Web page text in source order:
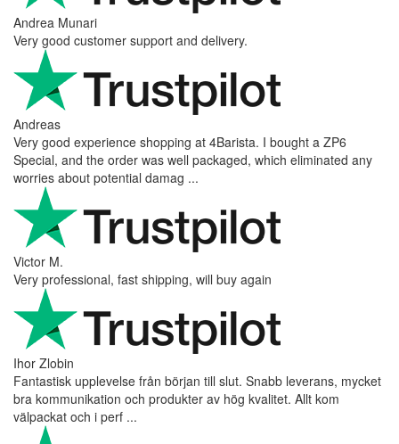
Andrea Munari
Very good customer support and delivery.
Andreas
Very good experience shopping at 4Barista. I bought a ZP6
Special, and the order was well packaged, which eliminated any
worries about potential damag ...
Victor M.
Very professional, fast shipping, will buy again
Ihor Zlobin
Fantastisk upplevelse från början till slut. Snabb leverans, mycket
bra kommunikation och produkter av hög kvalitet. Allt kom
välpackat och i perf ...